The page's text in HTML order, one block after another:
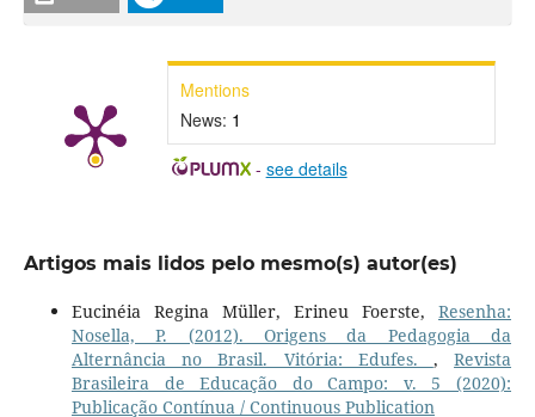
Mentions
News: 1
- see details
Artigos mais lidos pelo mesmo(s) autor(es)
Eucinéia Regina Müller, Erineu Foerste,Resenha:
Nosella, P. (2012). Origens da Pedagogia da
Alternância no Brasil. Vitória: Edufes. ,Revista
Brasileira de Educação do Campo: v. 5 (2020):
Publicação Contínua / Continuous Publication